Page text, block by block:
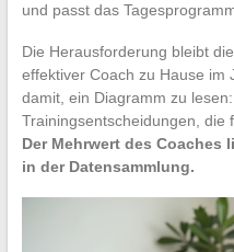
und passt das
Die Herausforderung bleibt
effektiver Coach zu Hause im
damit, ein Diagramm zu
Trainingsentscheidungen, die
Der Mehrwert des
in der Datensammlung.